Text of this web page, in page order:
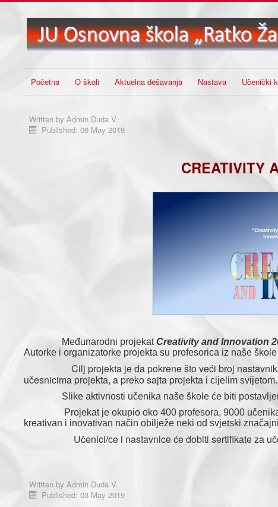
Početna O školi Aktuelna dešavanja Nastava Učenički
Written by Admin Duda V.
Published: 06 May 2019
CREATIVITY
Međunarodni projekatCreativity and Innovation
Autorke i organizatorke projekta su profesorica iz naše škole
Cilj projekta je da pokrene što veći broj
učesnicima projekta, a preko sajta projekta i cijelim svijetom.
Slike aktivnosti učenika naše škole će biti
Projekat je okupio oko 400 profesora, 9000 učenika
kreativan i inovativan način obilježe neki od svjetski
Učenici/ce i nastavnice će dobiti sertifikate za
Written by Admin Duda V.
Published: 03 May 2019